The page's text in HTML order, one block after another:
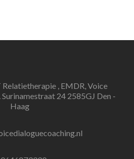
, EMDR, Voice
24 2585GJ Den -
Haag